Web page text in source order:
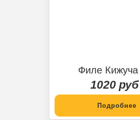
Филе Кижуча
1020 руб
Подробнее